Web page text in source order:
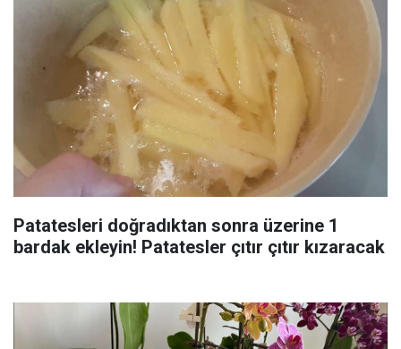
Patatesleri doğradıktan sonra üzerine 1
bardak ekleyin! Patatesler çıtır çıtır kızaracak